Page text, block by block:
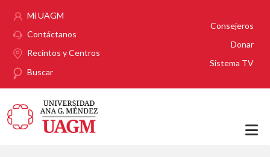
Mi UAGM
Contáctanos
Recintos y Centros
Buscar
Consejeros
Donar
Sistema TV